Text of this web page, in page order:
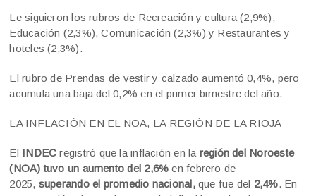
Le siguieron los rubros de Recreación y cultura (2,9%),
Educación (2,3%), Comunicación (2,3%) y Restaurantes y
hoteles (2,3%).
El rubro de Prendas de vestir y calzado aumentó 0,4%, pero
acumula una baja del 0,2% en el primer bimestre del año.
LA INFLACIÓN EN EL NOA, LA REGIÓN DE LA RIOJA
El INDECregistró que la inflación en la región del Noroeste
(NOA) tuvo un aumento del 2,6% en febrero de
2025, superando el promedio nacional,que fue del 2,4%. En